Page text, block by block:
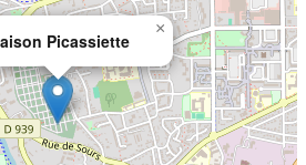
Picassiette
×